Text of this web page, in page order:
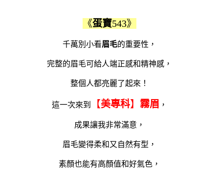
《蛋寶543》
千萬別小看眉毛的重要性，
完整的眉毛可給人端正感和精神感，
整個人都亮麗了起來！
這一次來到 【美專科】 霧眉 ，
成果讓我非常滿意，
眉毛變得柔和又自然有型，
素顏也能有高顏值和好氣色，